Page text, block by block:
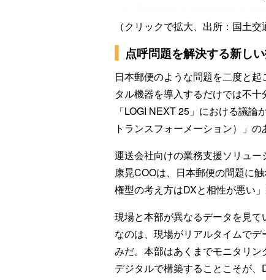
（クリックで拡大、出所：国土交
点呼問題を解決する新し
日本郵便のような問題を二度と
タル機器を導入するだけでは不
「LOGI NEXT 25」における議
トランスフォーメーション）」の
運送会社向けの業務支援ソリュ
康晃COOは、日本郵便の問題に
権型の考え方はDXと相性が悪い」
現場と本部が異なるデータを見
なのは、現場がリアルタイムで
みだ。本部はあくまでモニタリ
デジタルで構築することこそが、